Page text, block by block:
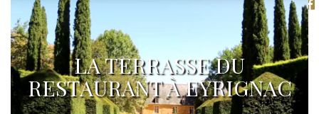
LA TERRASSE DU
RESTAURANT À EYRIGNAC